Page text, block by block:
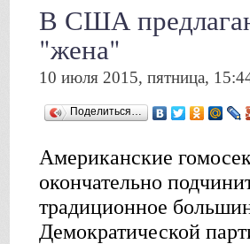
В США
"жена"
10 июля 2015, пятница,
Поделиться…
Американские
окончательно
традиционное
Демократической